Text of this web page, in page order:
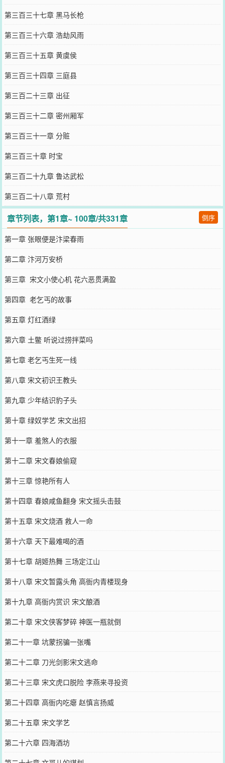
第三百三十七章 黑马长枪
第三百三十六章 浩劫风雨
第三百三十五章 黄虞侯
第三百三十四章 三庭县
第三百二十三章 出征
第三百三十二章 密州厢军
第三百三十一章 分赃
第三百三十章 时宝
第三百二十九章 鲁达武松
第三百二十八章 荒村
章节列表，第1章~ 100章/共331章 倒序
第一章 张眼便是汴梁春雨
第二章 汴河万安桥
第三章 宋文小使心机 花六恶贯满盈
第四章 老乞丐的故事
第五章 灯红酒绿
第六章 土鳖 听说过捞拌菜吗
第七章 老乞丐生死一线
第八章 宋文初识王教头
第九章 少年结识豹子头
第十章 绿奴学艺 宋文出招
第十一章 羞煞人的衣服
第十二章 宋文春娘偷窥
第十三章 惊艳所有人
第十四章 春娘咸鱼翻身 宋文摇头击鼓
第十五章 宋文烧酒 救人一命
第十六章 天下最难喝的酒
第十七章 胡姬热舞 三场定江山
第十八章 宋文暂露头角 高衙内青楼现身
第十九章 高衙内赏识 宋文酿酒
第二十章 宋文侠客梦碎 神医一瓶就倒
第二十一章 坑蒙拐骗一张嘴
第二十二章 刀光剑影宋文逃命
第二十三章 宋文虎口脱险 李燕来寻投资
第二十四章 高衙内吃瘪 赵慎言扬威
第二十五章 宋文学艺
第二十六章 四海酒坊